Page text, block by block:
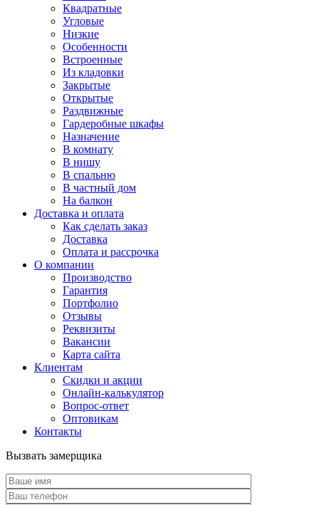
Квадратные
Угловые
Низкие
Особенности
Встроенные
Из кладовки
Закрытые
Открытые
Раздвижные
Гардеробные шкафы
Назначение
В комнату
В нишу
В спальню
В частный дом
На балкон
Доставка и оплата
Как сделать заказ
Доставка
Оплата и рассрочка
О компании
Производство
Гарантия
Портфолио
Отзывы
Реквизиты
Вакансии
Карта сайта
Клиентам
Скидки и акции
Онлайн-калькулятор
Вопрос-ответ
Оптовикам
Контакты
Вызвать замерщика